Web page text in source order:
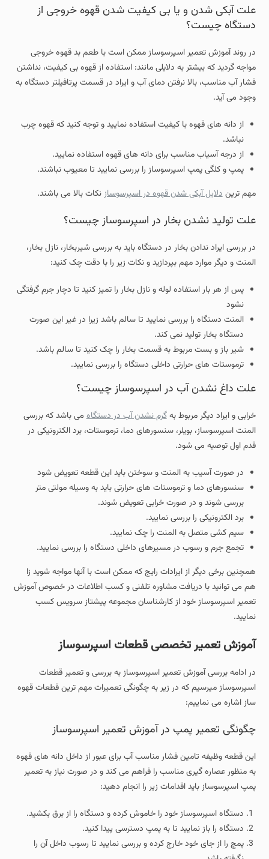
علت آبکی شدن و یا بی کیفیت شدن قهوه خروجی از
دستگاه چیست؟
در روند آموزش تعمیر اسپرسوساز ممکن است با طعم بد قهوه خروجی
مواجه گردید که بیشتر به دلایلی مانند: استفاده از قهوه بی کیفیت، نداشتن
فشار آب مناسب، بالا نرفتن دمای آب و ایراد در قسمت پرتافیلتر دستگاه به
وجود می آید.
از دانه های قهوه با کیفیت استفاده نمایید و توجه کنید که قهوه چرب
نباشد.
از درجه آسیاب مناسب برای دانه های قهوه استفاده نمایید.
پمپ و کلگی پمپ اسپرسوساز را بررسی نمایید تا معیوب نباشند.
مهم تریندلایل آبکی شدن قهوه در اسپرسوسازنکات بالا می باشند.
علت تولید نشدن بخار در اسپرسوساز چیست؟
در بررسی ایراد ندادن بخار در دستگاه باید به بررسی شیربخار، نازل بخار،
المنت و دیگر موارد مهم بپردازید و نکات زیر را با دقت چک کنید:
پس از هر بار استفاده لوله و نازل بخار را تمیز کنید تا دچار جرم گرفتگی
نشود
المنت دستگاه را بررسی نمایید تا سالم باشد زیرا در غیر این صورت
دستگاه بخار تولید نمی کند.
شیر باز و بست مربوط به قسمت بخار را چک کنید تا سالم باشد.
ترموستات های حرارتی داخلی دستگاه را بررسی نمایید.
علت داغ نشدن آب در اسپرسوساز چیست؟
خرابی و ایراد دیگر مربوط بهگرم نشدن آب در دستگاهمی باشد که بررسی
المنت اسپرسوساز، بویلر، سنسورهای دما، ترموستات، برد الکترونیکی در
قدم اول توصیه می شود.
در صورت آسیب به المنت و سوختن باید این قطعه تعویض شود
سنسورهای دما و ترموستات های حرارتی باید به وسیله مولتی متر
بررسی شوند و در صورت خرابی تعویض شوند.
برد الکترونیکی را بررسی نمایید.
سیم کشی متصل به المنت را چک نمایید.
تجمع جرم و رسوب در مسیرهای داخلی دستگاه را بررسی نمایید.
همچنین برخی دیگر از ایرادات رایج که ممکن است با آنها مواجه شوید زا
هم می توانید با دریافت مشاوره تلفنی و کسب اطلاعات در خصوص آموزش
تعمیر اسپرسوساز خود از کارشناسان مجموعه پیشتاز سرویس کسب
نمایید.
آموزش تعمیر تخصصی قطعات اسپرسوساز
در ادامه بررسی آموزش تعمیر اسپرسوساز به بررسی و تعمیر قطعات
اسپرسوساز میرسیم که در زیر به چگونگی تعمیرات مهم ترین قطعات قهوه
ساز اشاره می نماییم:
چگونگی تعمیر پمپ در آموزش تعمیر اسپرسوساز
این قطعه وظیفه تامین فشار مناسب آب برای عبور از داخل دانه های قهوه
به منظور عصاره گیری مناسب را فراهم می کند و در صورت نیاز به تعمیر
پمپ اسپرسوساز باید اقدامات زیر را انجام دهید:
دستگاه اسپرسوساز خود را خاموش کرده و دستگاه را از برق بکشید.
دستگاه را باز نمایید تا به پمپ دسترسی پیدا کنید.
پمچ را از جای خود خارج کرده و بررسی نمایید تا رسوب داخل آن را